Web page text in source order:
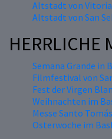
Altstadt von
Altstadt von San
HERRLICHE
Semana Grande in
Filmfestival von
Fest der Virgen
Weihnachten im
Messe Santo Tomás
Osterwoche im